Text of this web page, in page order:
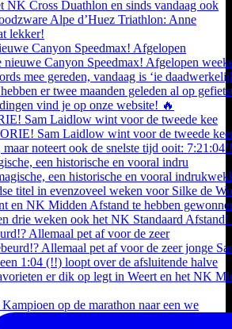
Canyon Speedmax! Afgelopen
Sam Laidlow wint voor de tweede kee
een historische en vooral indru
Allemaal pet af voor de zeer
op de marathon naar een we